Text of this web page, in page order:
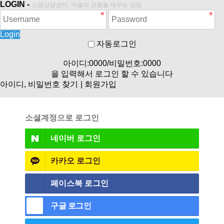
LOGIN - 소원상담센터: 마음의 근원을 세우는 상담
Login
자동로그인
아이디:0000/비밀번호:0000
을 입력해서 로그인 할 수 있습니다
아이디, 비밀번호 찾기
회원가입
소셜계정으로 로그인
네이버 로그인
카카오 로그인
페이스북 로그인
구글로그인